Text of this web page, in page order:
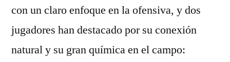
con un claro enfoque en la ofensiva, y dos
jugadores han destacado por su conexión
natural y su gran química en el campo: